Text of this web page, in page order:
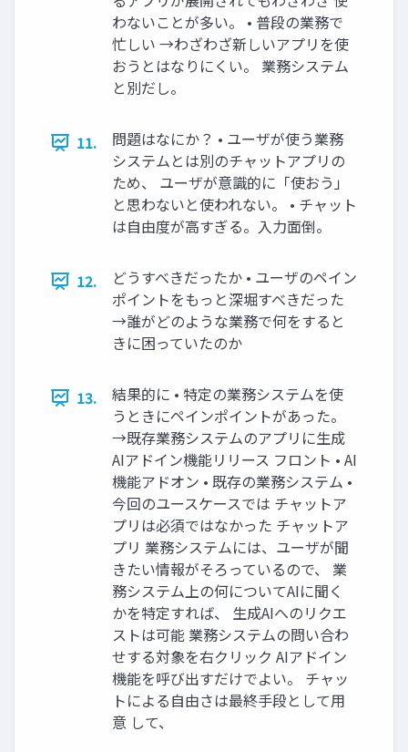
わないことが多い。 • 普段の業務で
忙しい →わざわざ新しいアプリを使
おうとはなりにくい。 業務システム
と別だし。
11.
問題はなにか？ • ユーザが使う業務
システムとは別のチャットアプリの
ため、 ユーザが意識的に「使おう」
と思わないと使われない。 • チャット
は自由度が高すぎる。入力面倒。
12.
どうすべきだったか • ユーザのペイン
ポイントをもっと深堀すべきだった
→誰がどのような業務で何をすると
きに困っていたのか
13.
結果的に • 特定の業務システムを使
うときにペインポイントがあった。
→既存業務システムのアプリに生成
AIアドイン機能リリース フロント • AI
機能アドオン • 既存の業務システム •
今回のユースケースでは チャットア
プリは必須ではなかった チャットア
プリ 業務システムには、ユーザが聞
きたい情報がそろっているので、 業
務システム上の何についてAIに聞く
かを特定すれば、 生成AIへのリクエ
ストは可能 業務システムの問い合わ
せする対象を右クリック AIアドイン
機能を呼び出すだけでよい。 チャッ
トによる自由さは最終手段として用
意 して、